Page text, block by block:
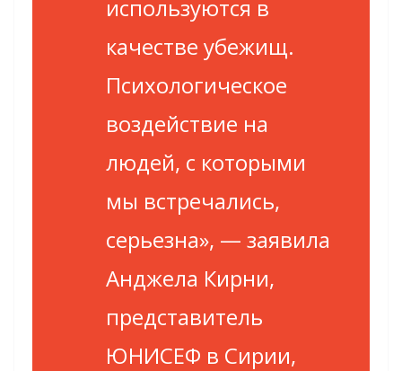
используются в
качестве убежищ.
Психологическое
воздействие на
людей, с которыми
мы встречались,
серьезна», — заявила
Анджела Кирни,
представитель
ЮНИСЕФ в Сирии,